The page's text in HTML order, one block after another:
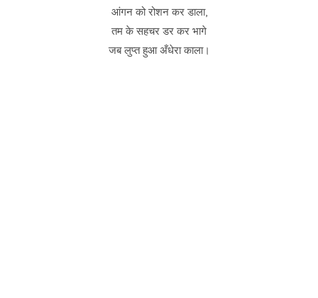
आंगन को रोशन कर डाला,
तम के सहचर डर कर भागे
जब लुप्त हुआ अँधेरा काला।